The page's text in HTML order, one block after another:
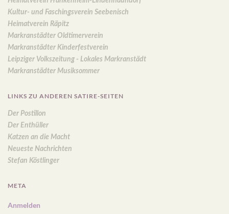
Kultur- und Faschingsverein Seebenisch
Heimatverein Räpitz
Markranstädter Oldtimerverein
Markranstädter Kinderfestverein
Leipziger Volkszeitung - Lokales Markranstädt
Markranstädter Musiksommer
LINKS ZU ANDEREN SATIRE-SEITEN
Der Postillon
Der Enthüller
Katzen an die Macht
Neueste Nachrichten
Stefan Köstlinger
META
Anmelden